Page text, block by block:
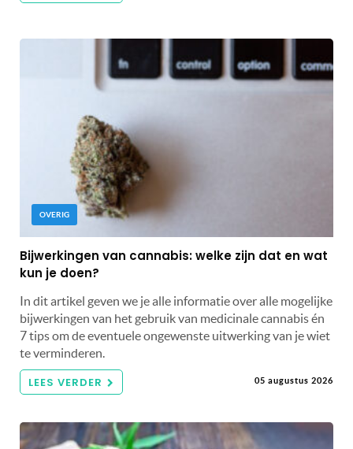
OVERIG
Bijwerkingen van cannabis: welke zijn dat en wat
kun je doen?
In dit artikel geven we je alle informatie over alle mogelijke
bijwerkingen van het gebruik van medicinale cannabis én
7 tips om de eventuele ongewenste uitwerking van je wiet
te verminderen.
LEES VERDER 05 augustus 2026